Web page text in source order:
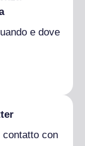
bio
e dove
contatto con